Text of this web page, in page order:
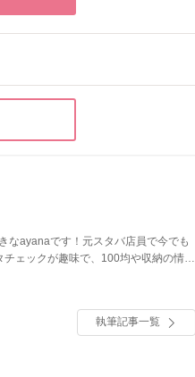
なayanaです！元スタバ店員で今でも
ェックが趣味で、100均や収納の情報
執筆記事一覧